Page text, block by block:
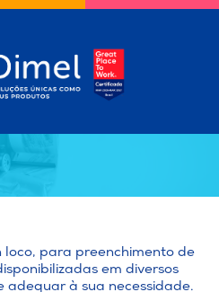
loco, para preenchimento de
em diversos
adequar à sua necessidade.